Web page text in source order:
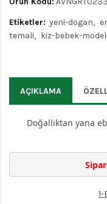
Etiketler: yeni-dogan
temali
kiz-bebek-
AÇIKLAMA
Doğallıktan yana